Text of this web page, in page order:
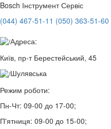
Bosch Інструмент Сервіс
(044) 467-51-11 (050) 363-51-60
Адреса:
Київ, пр-т Берестейський, 45
Шулявська
Режим роботи:
Пн-Чт: 09-00 до 17-00;
П'ятниця: 09-00 до 15-00;